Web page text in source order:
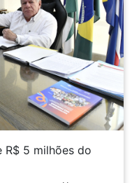
R$ 5 milhões do